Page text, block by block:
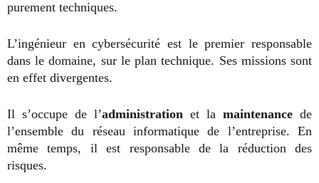
purement techniques.
L’ingénieur en cybersécurité est le premier responsable
dans le domaine, sur le plan technique. Ses missions sont
en effet divergentes.
Il s’occupe de l’administration et la maintenance de
l’ensemble du réseau informatique de l’entreprise. En
même temps, il est responsable de la réduction des
risques.